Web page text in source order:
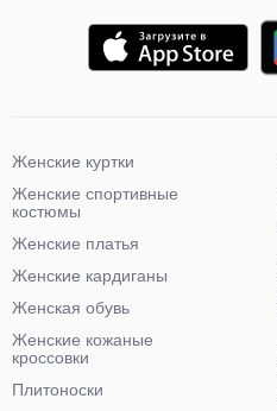
Женские куртки
Женские спортивные
костюмы
Женские платья
Женские кардиганы
Женская обувь
Женские кожаные
кроссовки
Плитоноски